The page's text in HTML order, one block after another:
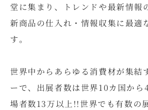
堂に集まり、トレンドや最新情報
新商品の仕入れ・情報収集に最適
す。
世界中からあらゆる消費材が集結
ーで、出展者数は世界10カ国か
場者数13万以上!!世界でも有数の